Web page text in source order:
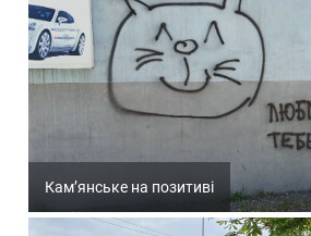
Кам’янське на позитиві